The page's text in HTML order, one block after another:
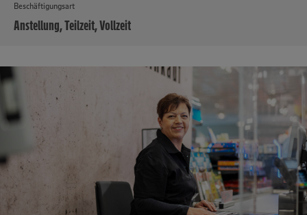
Beschäftigungsart
Anstellung, Teilzeit, Vollzeit